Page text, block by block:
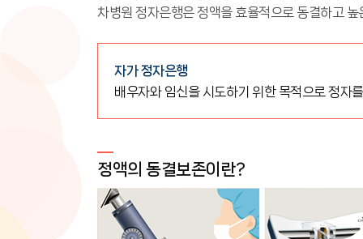
차병원 정자은행은 정액을 효율적으로 동결하고
자가 정자은행
배우자와 임신을 시도하기 위한 목적으로 정자
정액의 동결보존이란?